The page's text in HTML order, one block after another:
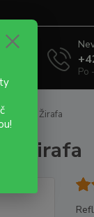
Po
placka - Žirafa
- Žirafa